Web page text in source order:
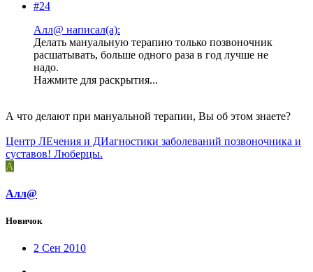
#24
Алл@ написал(а):
Делать мануальную терапию только позвоночник
расшатывать, больше одного раза в год лучше не
надо.
Нажмите для раскрытия...
А что делают при мануальной терапии, Вы об этом знаете?
Центр ЛЕчения и ДИагностики заболеваний позвоночника и
суставов! Люберцы.
А
Алл@
Новичок
2 Сен 2010